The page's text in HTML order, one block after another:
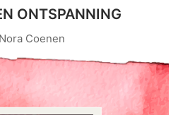
ONTSPANNING
Nora Coenen